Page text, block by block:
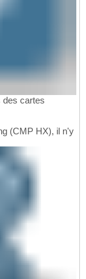
des cartes
(CMP HX), il n'y